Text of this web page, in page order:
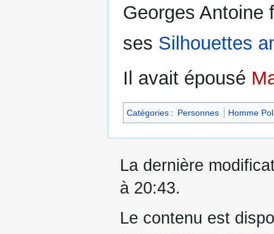
Georges
ses Silhouettes
Il avait épousé
Catégories : Personnes Homme
La dernière
à 20:43.
Le contenu est